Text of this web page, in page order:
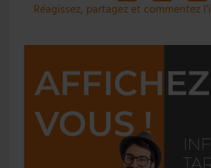
Réagissez, partagez et commentez